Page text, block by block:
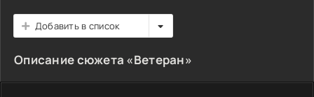
Добавить в список
Описание сюжета «Ветеран»